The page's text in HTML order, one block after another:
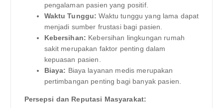
pengalaman pasien yang positif.
Waktu Tunggu: Waktu tunggu yang lama dapat
menjadi sumber frustasi bagi pasien.
Kebersihan: Kebersihan lingkungan rumah
sakit merupakan faktor penting dalam
kepuasan pasien.
Biaya: Biaya layanan medis merupakan
pertimbangan penting bagi banyak pasien.
Persepsi dan Reputasi Masyarakat: